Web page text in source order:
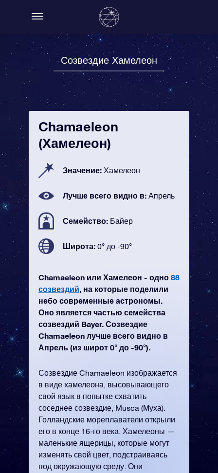
Созвездие Хамелеон
Chamaeleon
(Хамелеон)
Значение: Хамелеон
Лучше всего видно в: Апрель
Семейство: Байер
Широта: 0° до -90°
Chamaeleon или Хамелеон - одно 88
созвездий, на которые поделили
небо современные астрономы.
Оно является частью семейства
созвездий Bayer. Созвездие
Chamaeleon лучше всего видно в
Апрель (из широт 0° до -90°).
Созвездие Chamaeleon изображается
в виде хамелеона, высовывающего
свой язык в попытке схватить
соседнее созвездие, Musca (Муха).
Голландские мореплаватели открыли
его в конце 16-го века. Хамелеоны —
маленькие ящерицы, которые могут
изменять свой цвет, подстраиваясь
под окружающую среду. Они